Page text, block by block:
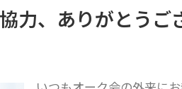
力、ありがとうご